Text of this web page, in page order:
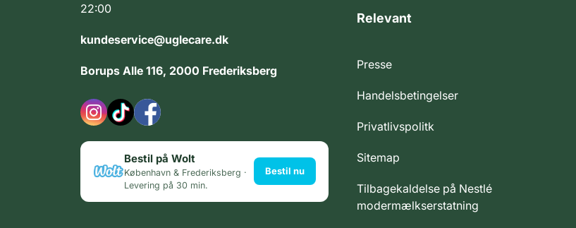
22:00
kundeservice@uglecare.dk
Borups Alle 116, 2000 Frederiksberg
Bestil på Wolt
København & Frederiksberg ·
Levering på 30 min.
Bestil nu
Relevant
Presse
Handelsbetingelser
Privatlivspolitk
Sitemap
Tilbagekaldelse på Nestlé
modermælkserstatning